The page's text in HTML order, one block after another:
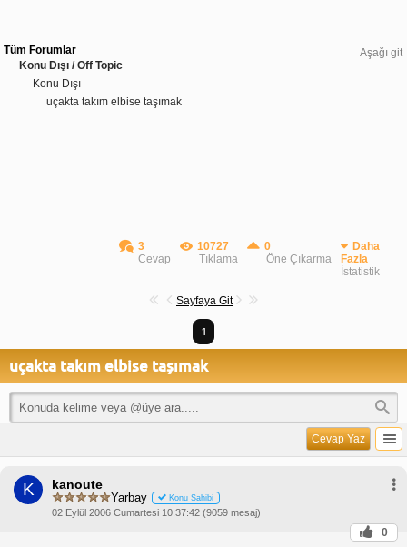
Aşağı git
Tüm Forumlar
Konu Dışı / Off Topic
Konu Dışı
uçakta takım elbise taşımak
3
Cevap
10727
Tıklama
0
Öne Çıkarma
Daha
Fazla
İstatistik
Sayfaya Git
1
uçakta takım elbise taşımak
Cevap Yaz
K kanoute
Yarbay Konu Sahibi
02 Eylül 2006 Cumartesi 10:37:42 (9059 mesaj)
0